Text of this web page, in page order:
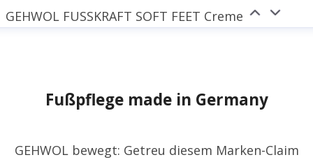
GEHWOL FUSSKRAFT SOFT FEET Creme
Fußpflege made in Germany
GEHWOL bewegt: Getreu diesem Marken-Claim